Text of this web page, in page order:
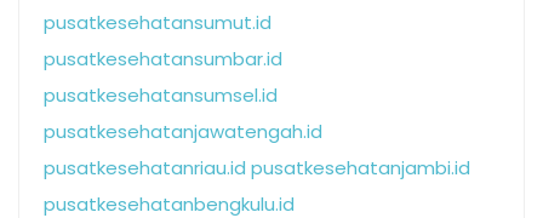
pusatkesehatansumut.id
pusatkesehatansumbar.id
pusatkesehatansumsel.id
pusatkesehatanjawatengah.id
pusatkesehatanriau.id pusatkesehatanjambi.id
pusatkesehatanbengkulu.id